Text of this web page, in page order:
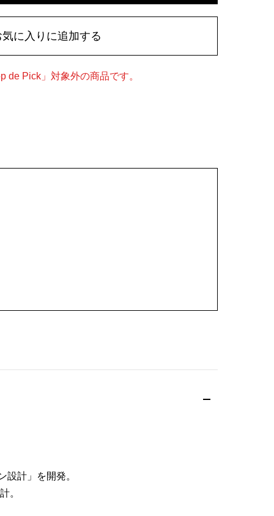
気に入りに追加する
de Pick」対象外の商品です。
計」を開発。
。